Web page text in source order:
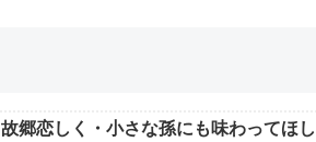
故郷恋しく・小さな孫にも味わってほ